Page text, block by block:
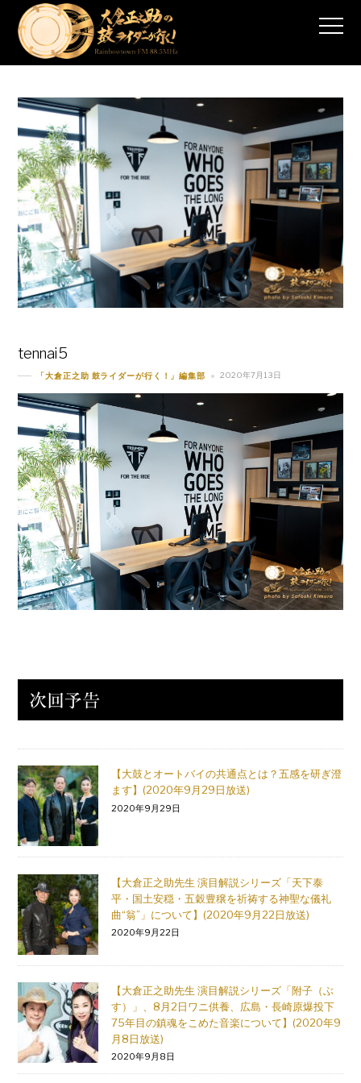
tennai5
「大倉正之助 鼓ライダーが行く！」編集部 2020年7月13日
【大鼓とオートバイの共通点とは？五感を研ぎ澄
ます】(2020年9月29日放送)
2020年9月29日
【大倉正之助先生 演目解説シリーズ「天下泰
平・国土安穏・五穀豊穣を祈祷する神聖な儀礼
曲“翁”」について】(2020年9月22日放送)
2020年9月22日
【大倉正之助先生 演目解説シリーズ「附子（ぶ
す）」、8月2日ワニ供養、広島・長崎原爆投下
75年目の鎮魂をこめた音楽について】(2020年9
月8日放送)
2020年9月8日